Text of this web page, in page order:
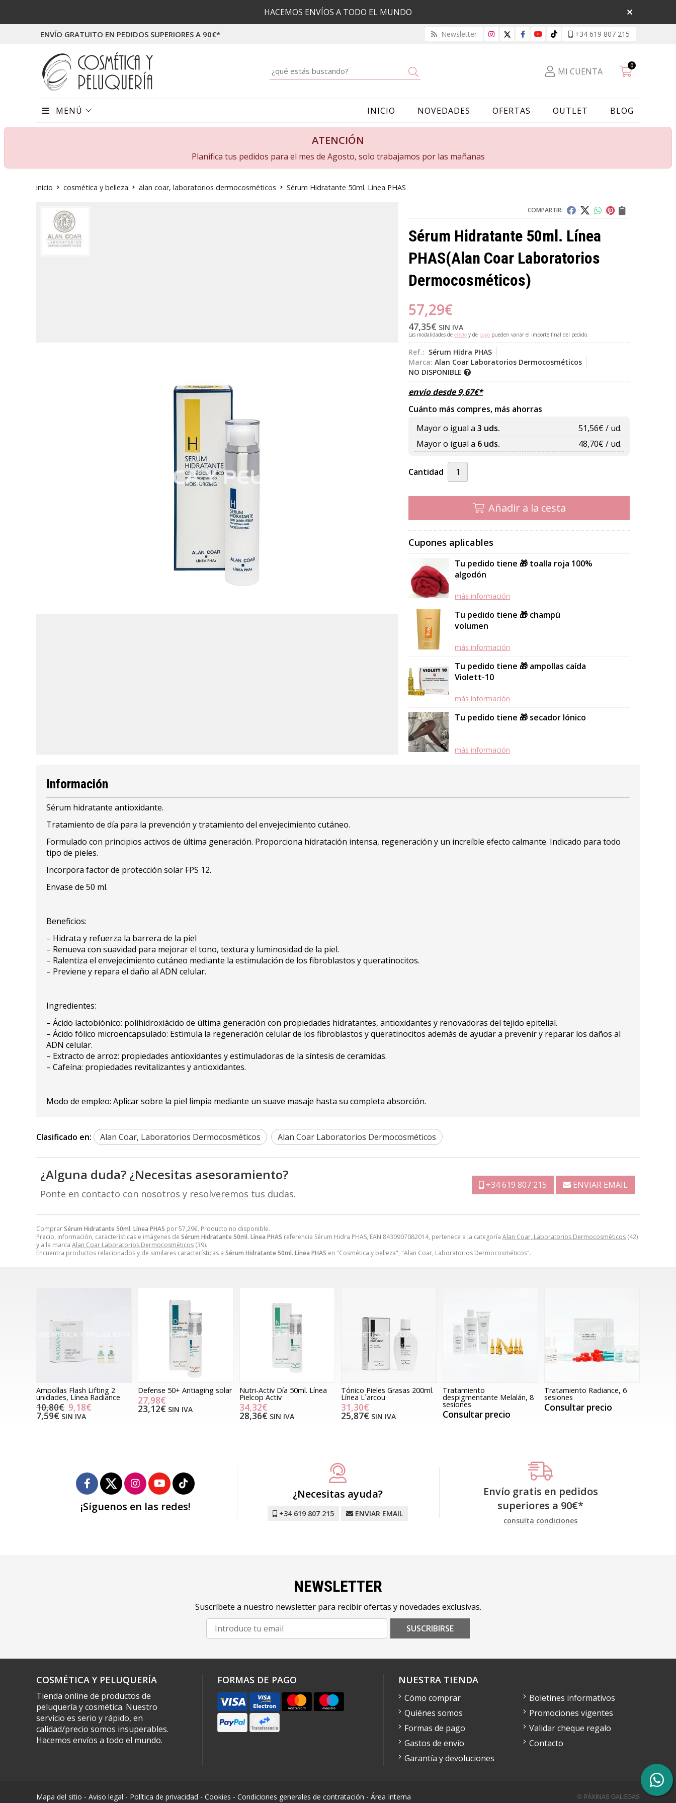
HACEMOS ENVÍOS A TODO EL MUNDO
ENVÍO GRATUITO EN PEDIDOS SUPERIORES A 90€* Newsletter +34 619 807 215
MI CUENTA
0
MENÚ INICIO NOVEDADES OFERTAS OUTLET BLOG
ATENCIÓN
Planifica tus pedidos para el mes de Agosto, solo trabajamos por las mañanas
inicio cosmética y belleza alan coar, laboratorios dermocosméticos Sérum Hidratante 50ml. Línea PHAS
COMPARTIR:
Sérum Hidratante 50ml. Línea
PHAS(Alan Coar Laboratorios
Dermocosméticos)
57,29€
47,35€ SIN IVA
Las modalidades de envío y de pago pueden variar el importe final del pedido.
Ref.: Sérum Hidra PHAS
Marca: Alan Coar Laboratorios Dermocosméticos
NO DISPONIBLE
envío desde9,67€*
Cuánto más compres, más ahorras
Mayor o igual a 3 uds. 51,56€ / ud.
Mayor o igual a 6 uds. 48,70€ / ud.
Cantidad
Añadir a la cesta
Cupones aplicables
Tu pedido tiene 🎁 toalla roja 100%
algodón
más información
Tu pedido tiene 🎁 champú
volumen
más información
Tu pedido tiene 🎁 ampollas caída
Violett-10
más información
Tu pedido tiene 🎁 secador Iónico
más información
ComprarSérum Hidratante 50ml. Línea PHAS por57,29€. Producto no disponible.
Precio, información, características e imágenes de Sérum Hidratante 50ml. Línea PHAS referencia Sérum Hidra PHAS, EAN 8430907082014, pertenece a la categoría Alan Coar, Laboratorios Dermocosméticos (42)
y a la marca Alan Coar Laboratorios Dermocosméticos (39).
Encuentra productos relacionados y de similares características a Sérum Hidratante 50ml. Línea PHAS en "Cosmética y belleza", "Alan Coar, Laboratorios Dermocosméticos".
Información
Sérum hidratante antioxidante.
Tratamiento de día para la prevención y tratamiento del envejecimiento cutáneo.
Formulado con principios activos de última generación. Proporciona hidratación intensa, regeneración y un increíble efecto calmante. Indicado para todo
tipo de pieles.
Incorpora factor de protección solar FPS 12.
Envase de 50 ml.
Beneficios:
– Hidrata y refuerza la barrera de la piel
– Renueva con suavidad para mejorar el tono, textura y luminosidad de la piel.
– Ralentiza el envejecimiento cutáneo mediante la estimulación de los fibroblastos y queratinocitos.
– Previene y repara el daño al ADN celular.
Ingredientes:
– Ácido lactobiónico: polihidroxiácido de última generación con propiedades hidratantes, antioxidantes y renovadoras del tejido epitelial.
– Ácido fólico microencapsulado: Estimula la regeneración celular de los fibroblastos y queratinocitos además de ayudar a prevenir y reparar los daños al
ADN celular.
– Extracto de arroz: propiedades antioxidantes y estimuladoras de la síntesis de ceramidas.
– Cafeína: propiedades revitalizantes y antioxidantes.
Modo de empleo: Aplicar sobre la piel limpia mediante un suave masaje hasta su completa absorción.
Clasificado en: Alan Coar, Laboratorios Dermocosméticos Alan Coar Laboratorios Dermocosméticos
¿Alguna duda? ¿Necesitas asesoramiento?
Ponte en contacto con nosotros y resolveremos tus dudas.
+34 619 807 215 ENVIAR EMAIL
Ampollas Flash Lifting 2
unidades, Línea Radiance
10,80€ 9,18€
7,59€ SIN IVA
Defense 50+ Antiaging solar
27,98€
23,12€ SIN IVA
Nutri-Activ Día 50ml. Línea
Pielcop Activ
34,32€
28,36€ SIN IVA
Tónico Pieles Grasas 200ml.
Línea L´arcou
31,30€
25,87€ SIN IVA
Tratamiento
despigmentante Melalán, 8
sesiones
Consultar precio
Tratamiento Radiance, 6
sesiones
Consultar precio
¡Síguenos en las redes!
¿Necesitas ayuda?
+34 619 807 215 ENVIAR EMAIL
Envío gratis en pedidos
superiores a 90€*
consulta condiciones
NEWSLETTER
Suscríbete a nuestro newsletter para recibir ofertas y novedades exclusivas.
SUSCRIBIRSE
COSMÉTICA Y PELUQUERÍA
Tienda online de productos de
peluquería y cosmética. Nuestro
servicio es serio y rápido, en
calidad/precio somos insuperables.
Hacemos envíos a todo el mundo.
FORMAS DE PAGO NUESTRA TIENDA
Cómo comprar
Quiénes somos
Formas de pago
Gastos de envío
Garantía y devoluciones
Boletines informativos
Promociones vigentes
Validar cheque regalo
Contacto
Mapa del sitio - Aviso legal - Política de privacidad - Cookies - Condiciones generales de contratación - Área Interna © PÁXINAS GALEGAS